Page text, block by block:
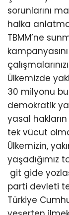
sorunlarını
halka
TBMM’ne
Ülkemizde
30 milyonu
demokratik
yasal hakların
tek vücut
Ülkemizin,
git gide
parti devleti
Türkiye